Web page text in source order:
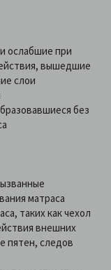
ослабшие при
вышедшие
слои
без
матраса
таких как чехол
внешних
пятен, следов